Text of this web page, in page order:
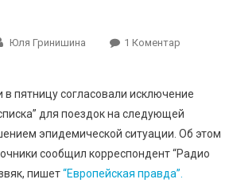
Юля Гринишина 1 КоментарДо
Украины
Из
“зеленого
в пятницу согласовали исключение
для поездок на следующей
эпидемической ситуации. Об этом
сообщил корреспондент “Радио
пишет“Европейская правда”.